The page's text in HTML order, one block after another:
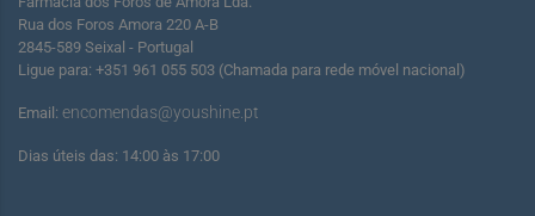
Rua dos Foros Amora 220 A-B
2845-589 Seixal - Portugal
Ligue para: +351 961 055 503 (Chamada para rede móvel nacional)
Email: encomendas@youshine.pt
Dias úteis das: 14:00 às 17:00